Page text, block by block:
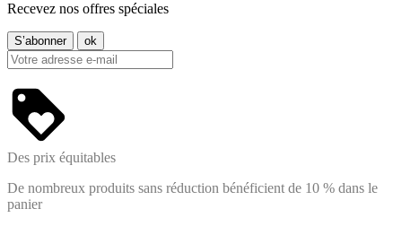
Recevez nos offres spéciales
Des prix équitables
De nombreux produits sans réduction bénéficient de 10 % dans le
panier